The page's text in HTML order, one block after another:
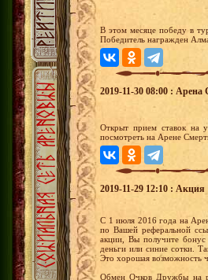
В этом месяце победу в
Победитель награжден
2019-11-30 08:00 : Арена
Открыт прием ставок на
посмотреть на Арене
2019-11-29 12:10 :
С 1 июля 2016 года на
по Вашей реферальной
акции, Вы получите
деньги или синие сотки.
Это хорошая возможность
Обмен Очков Дружбы на